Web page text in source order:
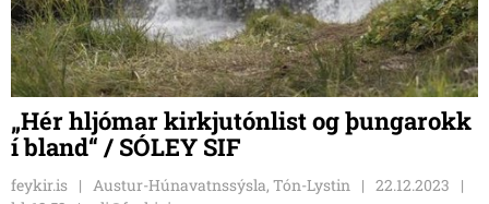
„Hér hljómar kirkjutónlist og þungarokk
í bland“ / SÓLEY SIF
feykir.is Austur-Húnavatnssýsla, Tón-Lystin
22.12.2023